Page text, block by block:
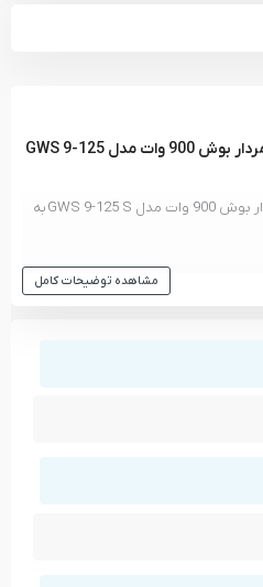
معرفی و مشخصات مینی فرز دیمردار بوش 900 وات مدل GWS 9-125
اطلاعات کامل در مورد مینی فرز دیمردار بوش 900 وات مدل GWS 9-125 S به
بوش - BOSCHمشاهده توضیحات کامل